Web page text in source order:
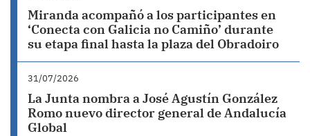
Miranda acompañó a los participantes en
‘Conecta con Galicia no Camiño’ durante
su etapa final hasta la plaza del Obradoiro
31/07/2026
La Junta nombra a José Agustín González
Romo nuevo director general de Andalucía
Global